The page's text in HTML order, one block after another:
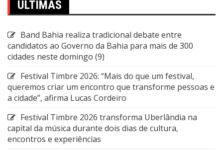
ÚLTIMAS
Band Bahia realiza tradicional debate entre
candidatos ao Governo da Bahia para mais de 300
cidades neste domingo (9)
Festival Timbre 2026: “Mais do que um festival,
queremos criar um encontro que transforme pessoas e
a cidade”, afirma Lucas Cordeiro
Festival Timbre 2026 transforma Uberlândia na
capital da música durante dois dias de cultura,
encontros e experiências